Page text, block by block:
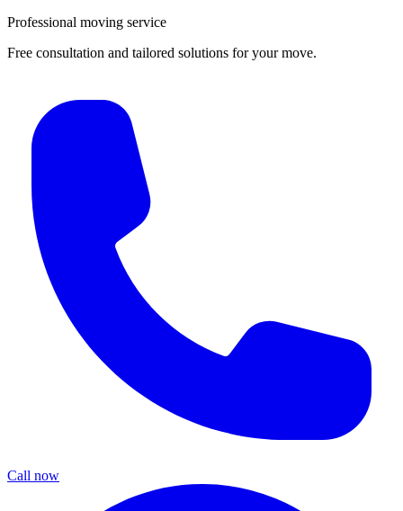
Professional moving service
Free consultation and tailored solutions for your move.
Call now